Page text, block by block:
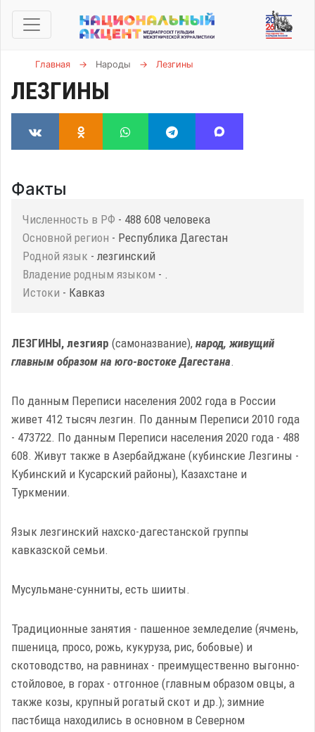
Главная → Народы → Лезгины
ЛЕЗГИНЫ
Факты
Численность в РФ - 488 608 человека
Основной регион - Республика Дагестан
Родной язык - лезгинский
Владение родным языком - .
Истоки - Кавказ
ЛЕЗГИНЫ, лезгияр (самоназвание), народ, живущий
главным образом на юго-востоке Дагестана.
По данным Переписи населения 2002 года в России
живет 412 тысяч лезгин. По данным Переписи 2010 года
- 473722. По данным Переписи населения 2020 года - 488
608. Живут также в Азербайджане (кубинские Лезгины -
Кубинский и Кусарский районы), Казахстане и
Туркмении.
Язык лезгинский нахско-дагестанской группы
кавказской семьи.
Мусульмане-сунниты, есть шииты.
Традиционные занятия - пашенное земледелие (ячмень,
пшеница, просо, рожь, кукуруза, рис, бобовые) и
скотоводство, на равнинах - преимущественно выгонно-
стойловое, в горах - отгонное (главным образом овцы, а
также козы, крупный рогатый скот и др.); зимние
пастбища находились в основном в Северном